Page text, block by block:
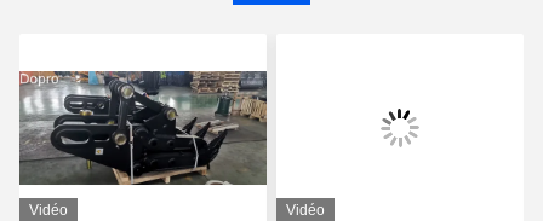
Vidéo Vidéo